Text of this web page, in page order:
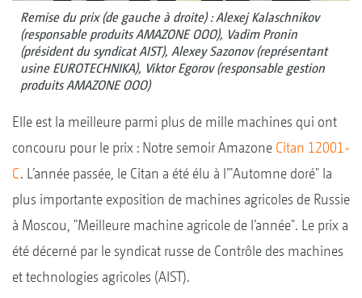
Remise du prix (de gauche à droite) : Alexej Kalaschnikov
(responsable produits AMAZONE OOO), Vadim Pronin
(président du syndicat AIST), Alexey Sazonov (représentant
usine EUROTECHNIKA), Viktor Egorov (responsable gestion
produits AMAZONE OOO)
Elle est la meilleure parmi plus de mille machines qui ont
concouru pour le prix : Notre semoir Amazone Citan 12001-
C. L’année passée, le Citan a été élu à l’"Automne doré" la
plus importante exposition de machines agricoles de Russie
à Moscou, "Meilleure machine agricole de l’année". Le prix a
été décerné par le syndicat russe de Contrôle des machines
et technologies agricoles (AIST).